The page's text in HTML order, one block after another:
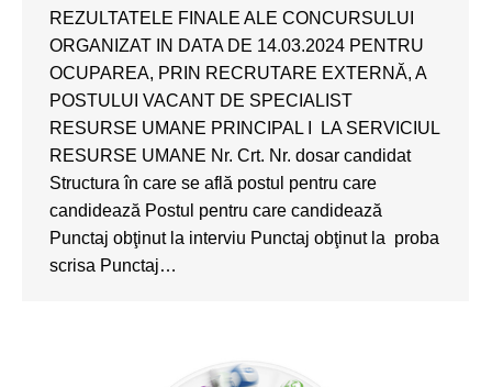
REZULTATELE FINALE ALE CONCURSULUI
ORGANIZAT IN DATA DE 14.03.2024 PENTRU
OCUPAREA, PRIN RECRUTARE EXTERNĂ, A
POSTULUI VACANT DE SPECIALIST
RESURSE UMANE PRINCIPAL I LA SERVICIUL
RESURSE UMANE Nr. Crt. Nr. dosar candidat
Structura în care se află postul pentru care
candidează Postul pentru care candidează
Punctaj obţinut la interviu Punctaj obţinut la proba
scrisa Punctaj…